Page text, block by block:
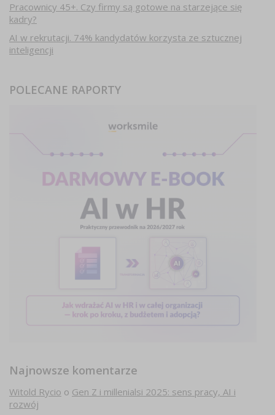
Pracownicy 45+. Czy firmy są gotowe na starzejące się
kadry?
AI w rekrutacji. 74% kandydatów korzysta ze sztucznej
inteligencji
POLECANE RAPORTY
Najnowsze komentarze
Witold Rycio o Gen Z i millenialsi 2025: sens pracy, AI i
rozwój